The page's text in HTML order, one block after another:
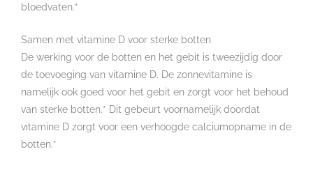
bloedvaten.*
Samen met vitamine D voor sterke botten
De werking voor de botten en het gebit is tweezijdig door
de toevoeging van vitamine D. De zonnevitamine is
namelijk ook goed voor het gebit en zorgt voor het behoud
van sterke botten.* Dit gebeurt voornamelijk doordat
vitamine D zorgt voor een verhoogde calciumopname in de
botten.*